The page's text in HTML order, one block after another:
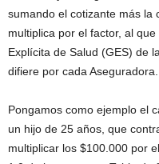
sumando el cotizante más la
multiplica por el factor, al
Explícita de Salud (GES) de
difiere por cada Aseguradora.
Pongamos como ejemplo el
un hijo de 25 años, que
multiplicar los $100.000 por